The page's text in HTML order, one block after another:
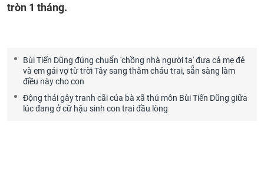
tròn 1 tháng.
Bùi Tiến Dũng đúng chuẩn 'chồng nhà người ta' đưa cả mẹ đẻ
và em gái vợ từ trời Tây sang thăm cháu trai, sẵn sàng làm
điều này cho con
Động thái gây tranh cãi của bà xã thủ môn Bùi Tiến Dũng giữa
lúc đang ở cữ hậu sinh con trai đầu lòng